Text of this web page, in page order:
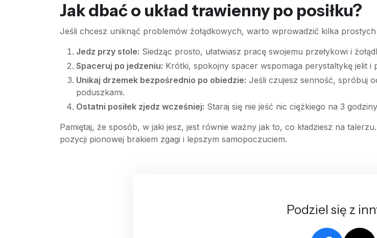
Jak dbać o układ trawienny po posiłku?
Jeśli chcesz uniknąć problemów żołądkowych, warto wprowadzić kilka
Jedz przy stole: Siedząc prosto, ułatwiasz pracę swojemu przełykowi i
Spaceruj po jedzeniu: Krótki, spokojny spacer wspomaga perystaltykę jelit i
Unikaj drzemek bezpośrednio po obiedzie: Jeśli czujesz senność, spróbuj
poduszkami.
Ostatni posiłek zjedz wcześniej: Staraj się nie jeść nic ciężkiego na 3
Pamiętaj, że sposób, w jaki jesz, jest równie ważny jak to, co kładziesz na
pozycji pionowej brakiem zgagi i lepszym samopoczuciem.
Podziel się z